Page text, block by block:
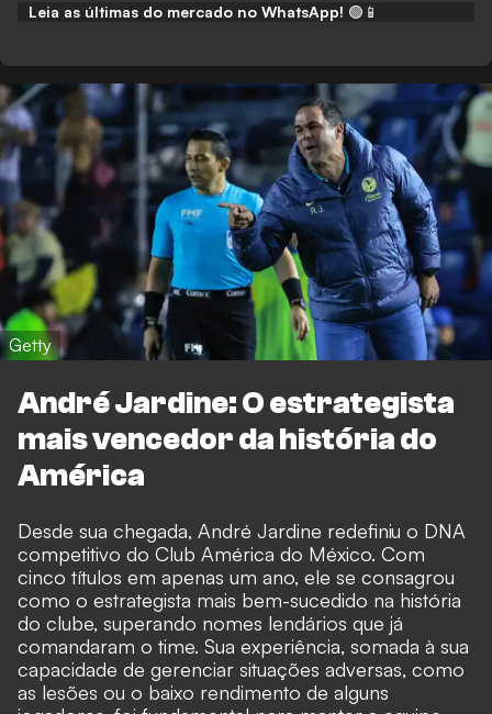
Leia as últimas do mercado no WhatsApp! 🟢📱
Getty
André Jardine: O estrategista
mais vencedor da história do
América
Desde sua chegada, André Jardine redefiniu o DNA
competitivo do Club América do México. Com
cinco títulos em apenas um ano, ele se consagrou
como o estrategista mais bem-sucedido na história
do clube, superando nomes lendários que já
comandaram o time. Sua experiência, somada à sua
capacidade de gerenciar situações adversas, como
as lesões ou o baixo rendimento de alguns